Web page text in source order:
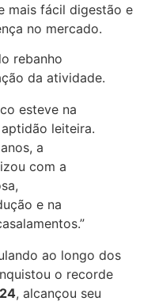
mais fácil digestão e
no mercado.
rebanho
da atividade.
esteve na
leiteira.
a
com a
e na
ao longo dos
o recorde
, alcançou seu